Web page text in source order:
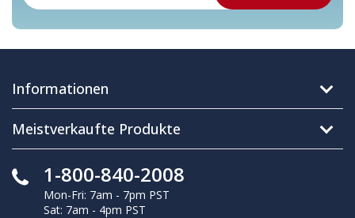
Informationen
Meistverkaufte Produkte
1-800-840-2008
Mon-Fri: 7am - 7pm PST
Sat: 7am - 4pm PST